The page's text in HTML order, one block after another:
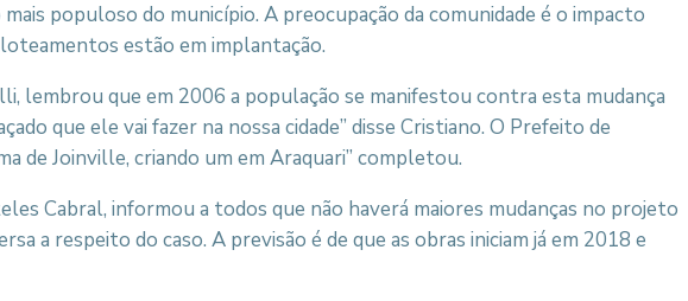
populoso do município. A preocupação da comunidade é o impacto
estão em implantação.
lembrou que em 2006 a população se manifestou contra esta mudança
que ele vai fazer na nossa cidade” disse Cristiano. O Prefeito de
de Joinville, criando um em Araquari” completou.
Cabral, informou a todos que não haverá maiores mudanças no projeto
a respeito do caso. A previsão é de que as obras iniciam já em 2018 e